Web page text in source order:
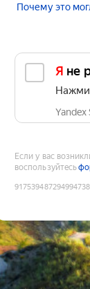
Почему это
Я
Yandex
Если у вас
воспользуйтесь